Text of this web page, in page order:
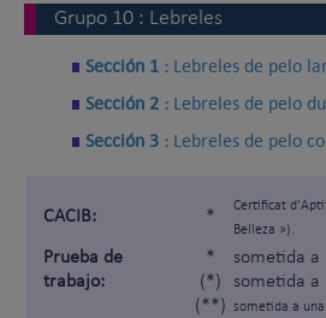
Grupo 10 : Lebreles
Sección 1 : Lebreles de pelo
Sección 2 : Lebreles de pelo
Sección 3 : Lebreles de pelo
CACIB: *
Certificat
Belleza »).
Prueba de
trabajo:
*
(*)
(**)
sometida a
sometida a
sometida a